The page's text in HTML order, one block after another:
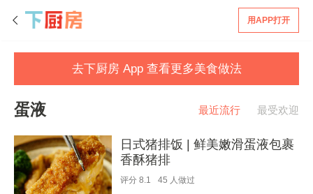
用APP打开
去下厨房 App 查看更多美食做法
蛋液 最近流行 最受欢迎
日式猪排饭 | 鲜美嫩滑蛋液包裹
香酥猪排
评分 8.1 45 人做过